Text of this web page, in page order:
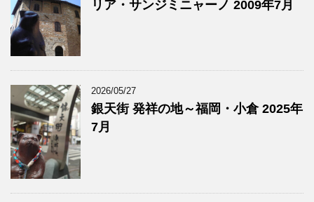
リア・サンジミニャーノ 2009年7月
2026/05/27
銀天街 発祥の地～福岡・小倉 2025年
7月